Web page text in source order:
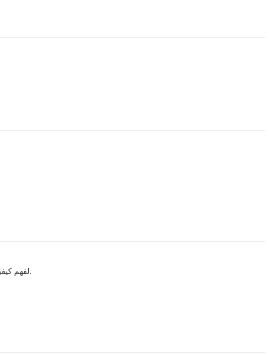
قد نستخدم خدمات تحليلية من جهات خارجية (مثل Google Analytics أو ما شابهها) لفهم كيفية تفاعل المستخدمين مع الموقع الإلكتروني.